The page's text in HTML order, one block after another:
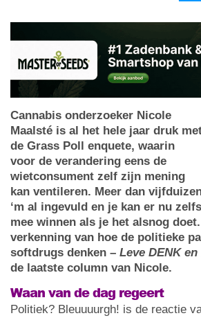
Cannabis onderzoeker Nicole
Maalsté is al het hele jaar druk
de Grass Poll enquete, waarin
voor de verandering eens de
wietconsument zelf zijn mening
kan ventileren. Meer dan
‘m al ingevuld en je kan er nu
mee winnen als je het alsnog
verkenning van hoe de politieke
softdrugs denken – Leve DENK
de laatste column van Nicole.
Waan van de dag regeert
Politiek? Bleuuuurgh! is de reactie